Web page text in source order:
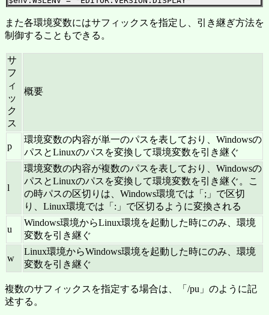
また各環境変数にはサフィックスを指定し、引き継ぎ方法を
制御することもできる。
サ
フ
ィ
ッ
ク
ス
概要
p
環境変数の内容が単一のパスを表しており、Windowsの
パスとLinuxのパスを変換して環境変数を引き継ぐ
l
環境変数の内容が複数のパスを表しており、Windowsの
パスとLinuxのパスを変換して環境変数を引き継ぐ。こ
の時パスの区切りは、Windows環境では「;」で区切
り、Linux環境では「:」で区切るように変換される
u
Windows環境からLinux環境を起動した時にのみ、環境
変数を引き継ぐ
w
Linux環境からWindows環境を起動した時にのみ、環境
変数を引き継ぐ
複数のサフィックスを指定する場合は、「/pu」のように記
述する。